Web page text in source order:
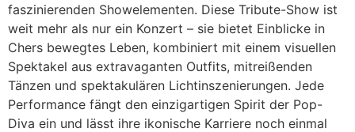
faszinierenden Showelementen. Diese Tribute-Show ist
weit mehr als nur ein Konzert – sie bietet Einblicke in
Chers bewegtes Leben, kombiniert mit einem visuellen
Spektakel aus extravaganten Outfits, mitreißenden
Tänzen und spektakulären Lichtinszenierungen. Jede
Performance fängt den einzigartigen Spirit der Pop-
Diva ein und lässt ihre ikonische Karriere noch einmal